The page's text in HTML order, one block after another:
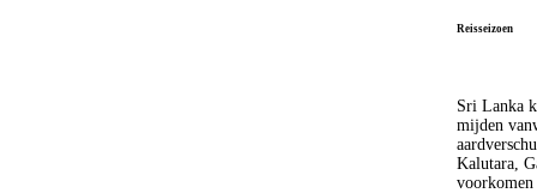
Reisseizoen
Sri Lanka
mijden
Kalutara,
voorkomen